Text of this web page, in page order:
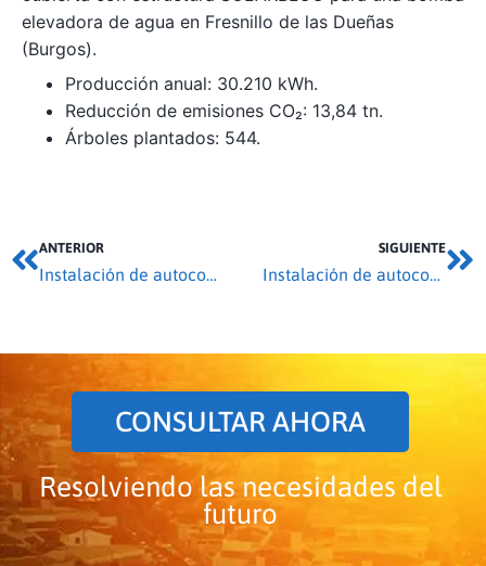
elevadora de agua en Fresnillo de las Dueñas
(Burgos).
Producción anual: 30.210 kWh.
Reducción de emisiones CO₂: 13,84 tn.
Árboles plantados: 544.
ANTERIOR SIGUIENTE
CONSULTAR AHORA
Resolviendo las necesidades del
futuro